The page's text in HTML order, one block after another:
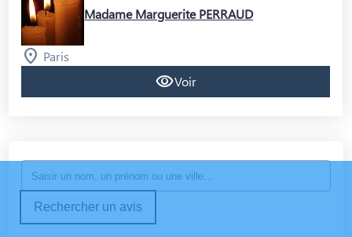
Madame Marguerite PERRAUD
Paris
Voir
Rechercher un avis